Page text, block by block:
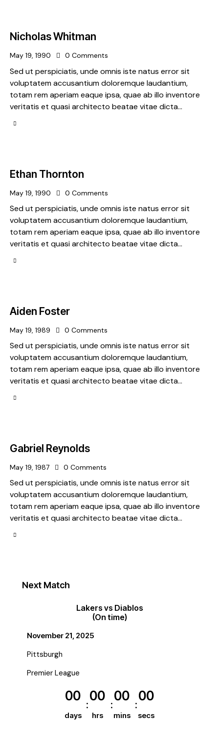
Nicholas Whitman
May 19, 1990 0 Comments
Sed ut perspiciatis, unde omnis iste natus error sit
voluptatem accusantium doloremque laudantium,
totam rem aperiam eaque ipsa, quae ab illo inventore
veritatis et quasi architecto beatae vitae dicta…
Ethan Thornton
May 19, 1990 0 Comments
Sed ut perspiciatis, unde omnis iste natus error sit
voluptatem accusantium doloremque laudantium,
totam rem aperiam eaque ipsa, quae ab illo inventore
veritatis et quasi architecto beatae vitae dicta…
Aiden Foster
May 19, 1989 0 Comments
Sed ut perspiciatis, unde omnis iste natus error sit
voluptatem accusantium doloremque laudantium,
totam rem aperiam eaque ipsa, quae ab illo inventore
veritatis et quasi architecto beatae vitae dicta…
Gabriel Reynolds
May 19, 1987 0 Comments
Sed ut perspiciatis, unde omnis iste natus error sit
voluptatem accusantium doloremque laudantium,
totam rem aperiam eaque ipsa, quae ab illo inventore
veritatis et quasi architecto beatae vitae dicta…
Next Match
Lakers vs Diablos
(On time)
November 21, 2025
Pittsburgh
Premier League
00
days
00
hrs
00
mins
00
secs